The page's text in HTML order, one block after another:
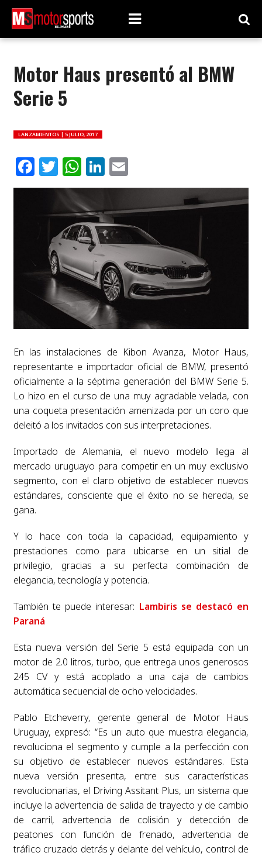
Motor Haus presentó al BMW
Serie 5
LANZAMIENTOS | 5 JULIO, 2017
Facebook
Twitter
WhatsApp
LinkedIn
Email
En las instalaciones de Kibon Avanza, Motor Haus,
representante e importador oficial de BMW, presentó
oficialmente a la séptima generación del BMW Serie 5.
Lo hizo en el curso de una muy agradable velada, con
una coqueta presentación amenizada por un coro que
deleitó a los invitados con sus interpretaciones.
Importado de Alemania, el nuevo modelo llega al
mercado uruguayo para competir en un muy exclusivo
segmento, con el claro objetivo de establecer nuevos
estándares, consciente que el éxito no se hereda, se
gana.
Y lo hace con toda la capacidad, equipamiento y
prestaciones como para ubicarse en un sitial de
privilegio, gracias a su perfecta combinación de
elegancia, tecnología y potencia.
También te puede interesar: Lambiris se destacó en
Paraná
Esta nueva versión del Serie 5 está equipada con un
motor de 2.0 litros, turbo, que entrega unos generosos
245 CV y está acoplado a una caja de cambios
automática secuencial de ocho velocidades.
Pablo Etcheverry, gerente general de Motor Haus
Uruguay, expresó: “Es un auto que muestra elegancia,
revoluciona el segmento y cumple a la perfección con
su objetivo de establecer nuevos estándares. Esta
nueva versión presenta, entre sus características
revolucionarias, el Driving Assitant Plus, un sistema que
incluye la advertencia de salida de trayecto y de cambio
de carril, advertencia de colisión y detección de
peatones con función de frenado, advertencia de
tráfico cruzado detrás y delante del vehículo, control de